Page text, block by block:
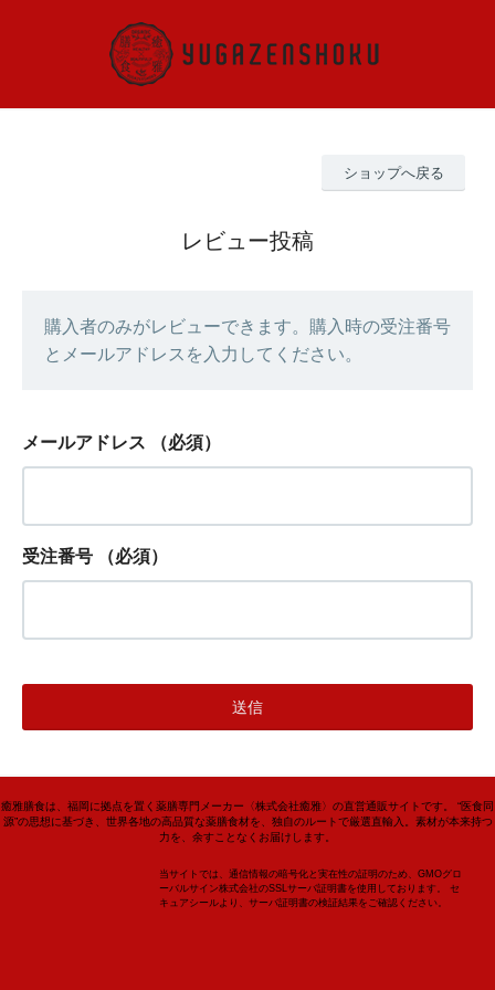
ショップへ戻る
レビュー投稿
購入者のみがレビューできます。購入時の受注番号
とメールアドレスを入力してください。
メールアドレス （必須）
受注番号 （必須）
癒雅膳食は、福岡に拠点を置く薬膳専門メーカー〈株式会社癒雅〉の直営通販サイトです。 “医食同
源”の思想に基づき、世界各地の高品質な薬膳食材を、独自のルートで厳選直輸入。素材が本来持つ
力を、余すことなくお届けします。
当サイトでは、通信情報の暗号化と実在性の証明のため、GMOグロ
ーバルサイン株式会社のSSLサーバ証明書を使用しております。 セ
キュアシールより、サーバ証明書の検証結果をご確認ください。